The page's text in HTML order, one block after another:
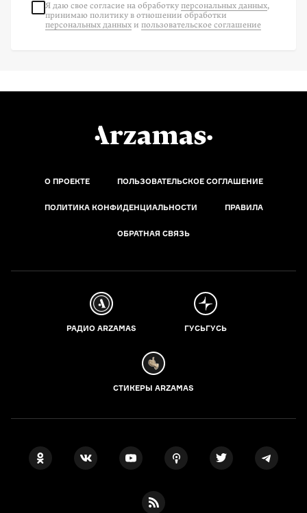
Я даю свое согласие на обработку персональных данных,
принимаю политику в отношении обработки
персональных данных и пользовательское соглашение
О ПРОЕКТЕ ПОЛЬЗОВАТЕЛЬСКОЕ СОГЛАШЕНИЕ
ПОЛИТИКА КОНФИДЕНЦИАЛЬНОСТИ ПРАВИЛА
ОБРАТНАЯ СВЯЗЬ
РАДИО ARZAMAS ГУСЬГУСЬ
СТИКЕРЫ ARZAMAS